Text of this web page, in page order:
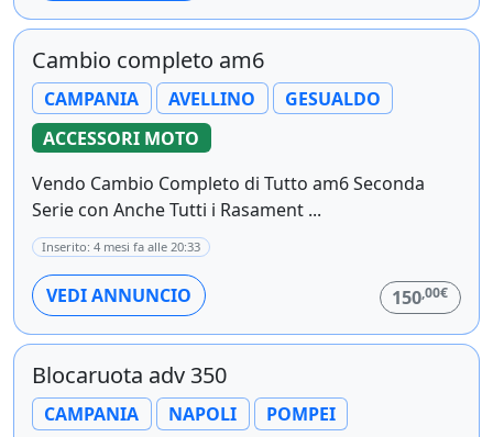
Cambio completo am6
CAMPANIA AVELLINO
GESUALDO
ACCESSORI MOTO
Vendo Cambio Completo di Tutto am6 Seconda
Serie con Anche Tutti i Rasament ...
Inserito: 4 mesi fa alle 20:33
VEDI ANNUNCIO 150,00€
Blocaruota adv 350
CAMPANIA NAPOLI
POMPEI